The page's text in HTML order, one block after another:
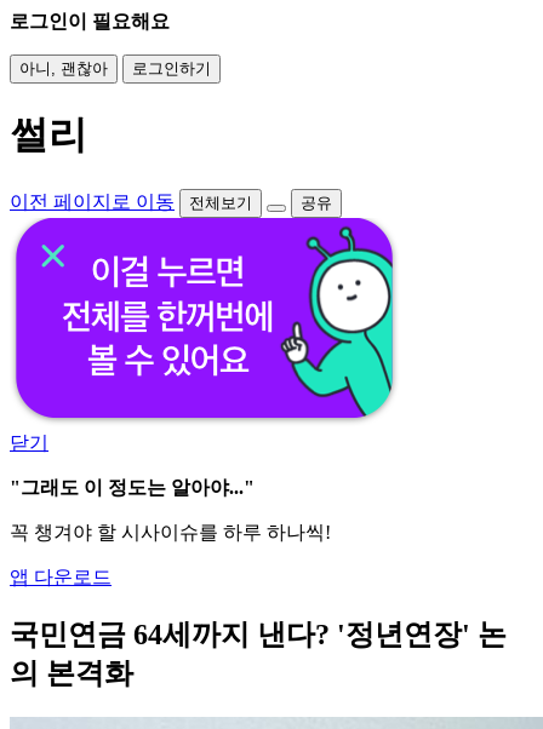
로그인이 필요해요
아니, 괜찮아 로그인하기
썰리
이전 페이지로 이동 전체보기 공유
닫기
"그래도 이 정도는 알아야..."
꼭 챙겨야 할 시사이슈를 하루 하나씩!
앱 다운로드
국민연금 64세까지 낸다? '정년연장' 논
의 본격화